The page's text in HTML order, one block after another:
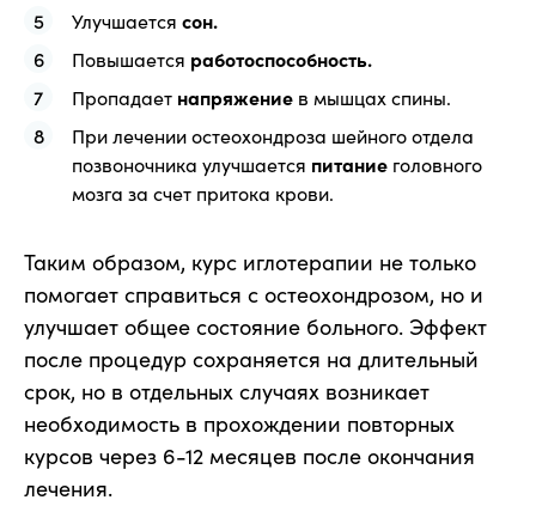
Улучшается сон.
Повышается работоспособность.
Пропадает напряжение в мышцах спины.
При лечении остеохондроза шейного отдела
позвоночника улучшается питание головного
мозга за счет притока крови.
Таким образом, курс иглотерапии не только
помогает справиться с остеохондрозом, но и
улучшает общее состояние больного. Эффект
после процедур сохраняется на длительный
срок, но в отдельных случаях возникает
необходимость в прохождении повторных
курсов через 6-12 месяцев после окончания
лечения.